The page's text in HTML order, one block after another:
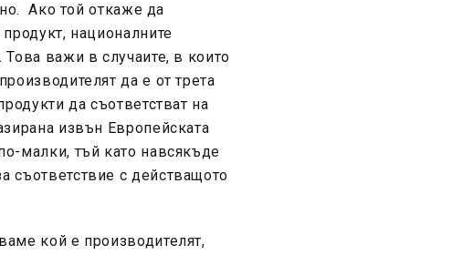
Ако той откаже да
националните
важи в случаите, в които
да е от трета
да съответстват на
извън Европейската
малки, тъй като навсякъде
съответствие с действащото
кой е производителят,